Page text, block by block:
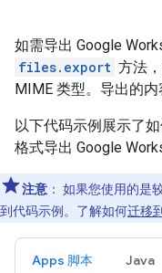
如需导出 Google
files.export 方法
MIME 类型。导出的内
以下代码示例展示了
格式导出 Google
注意 ： 如果您使用的是
到代码示例。了解如何迁移
Apps 脚本 Java